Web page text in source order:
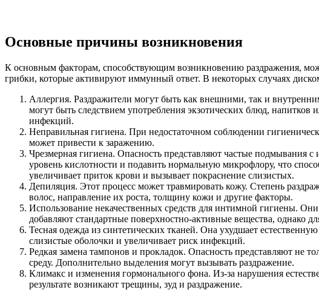
Основные причины возникновения
К основным факторам, способствующим возникновению раздражения,
грибки, которые активируют иммунный ответ. В некоторых случаях
Аллергия. Раздражители могут быть как внешними, так и
могут быть следствием употребления экзотических блюд,
инфекций.
Неправильная гигиена. При недостаточном соблюдении
может привести к заражению.
Чрезмерная гигиена. Опасность представляют частые подмывания
уровень кислотности и подавить нормальную микрофлору, что
увеличивает приток крови и вызывает покраснение слизистых.
Депиляция. Этот процесс может травмировать кожу. Степень
волос, направление их роста, толщину кожи и другие факторы.
Использование некачественных средств для интимной гигиены.
добавляют стандартные поверхностно-активные вещества, однако
Тесная одежда из синтетических тканей. Она ухудшает
слизистые оболочки и увеличивает риск инфекций.
Редкая замена тампонов и прокладок. Опасность представляют не
среду. Дополнительно выделения могут вызывать раздражение.
Климакс и изменения гормонального фона. Из-за нарушения
результате возникают трещины, зуд и раздражение.